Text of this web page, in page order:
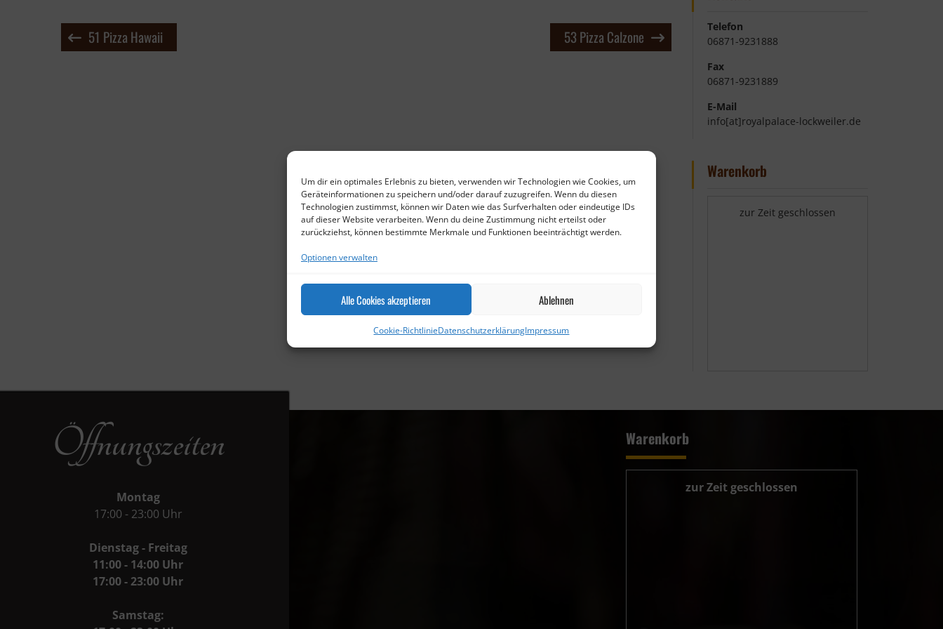
Um dir ein optimales Erlebnis zu bieten, verwenden wir Technologien wie Cookies, um
Geräteinformationen zu speichern und/oder darauf zuzugreifen. Wenn du diesen
Technologien zustimmst, können wir Daten wie das Surfverhalten oder eindeutige IDs
auf dieser Website verarbeiten. Wenn du deine Zustimmung nicht erteilst oder
zurückziehst, können bestimmte Merkmale und Funktionen beeinträchtigt werden.
Optionen verwalten
Alle Cookies akzeptieren Ablehnen
Cookie-RichtlinieDatenschutzerklärungImpressum
Beitragsnavigation
51 Pizza Hawaii 53 Pizza Calzone
Telefon
06871-9231888
Fax
06871-9231889
E-Mail
info[at]royalpalace-lockweiler.de
Warenkorb
zur Zeit geschlossen
Öffnungszeiten
Montag
17:00 - 23:00 Uhr
Dienstag - Freitag
11:00 - 14:00 Uhr
17:00 - 23:00 Uhr
Samstag:
Warenkorb
zur Zeit geschlossen